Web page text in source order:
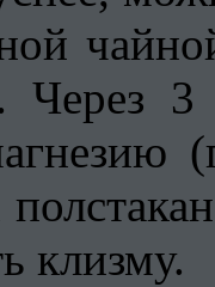
Через
клизму.